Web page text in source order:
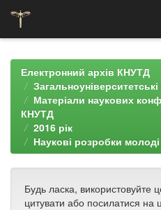
navigationЕлектронний архів КНУТД
Загальноуніверситетські
Матеріали наукових
КНУТД
2016 рік
Наукові розробки
Будь ласка, використовуйте
цитувати або посилатися на